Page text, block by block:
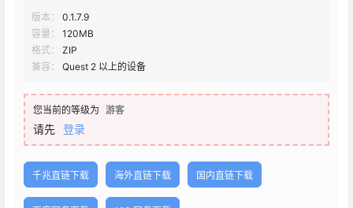
版本：
0.1.7.9
容量：
120MB
格式：
ZIP
兼容：
Quest 2 以上的设备
您当前的等级为 游客
请先 登录
千兆直链下载 海外直链下载 国内直链下载